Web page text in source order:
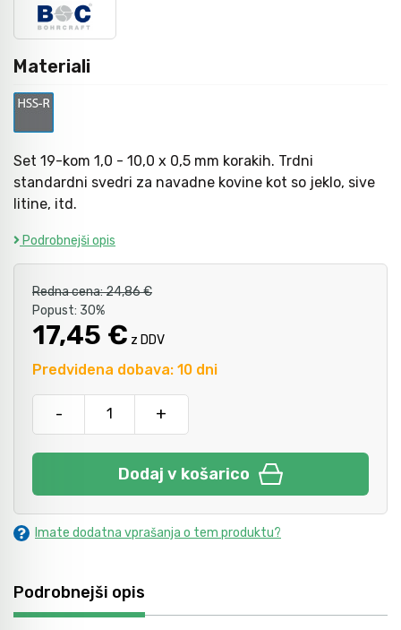
Materiali
Set 19-kom 1,0 - 10,0 x 0,5 mm korakih. Trdni
standardni svedri za navadne kovine kot so jeklo, sive
litine, itd.
Podrobnejši opis
Predvidena dobava: 10 dni
Redna cena:24,86 €
Popust: 30%
17,45 € z DDV
- +
Dodaj v košarico
Imate dodatna vprašanja o tem produktu?
Podrobnejši opis
Kladiva
Vzvodi in primeži
Škarje, noži in žage
Zaščitna oprema
Svetila
Avtomobilsko orodje
Inštalatersko orodje
Krivilci cevi
Razno
Mazanje